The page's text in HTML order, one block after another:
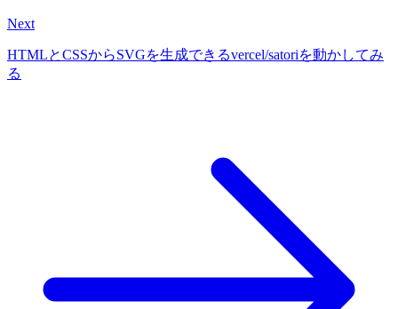
Next
HTMLとCSSからSVGを生成できるvercel/satoriを動かしてみ
る